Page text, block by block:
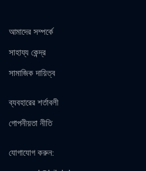
আমাদের সম্পর্কে
সাহায্য কেন্দ্র
সামাজিক দায়িত্ব
ব্যবহারের শর্তাবলী
গোপনীয়তা নীতি
যোগাযোগ করুন: